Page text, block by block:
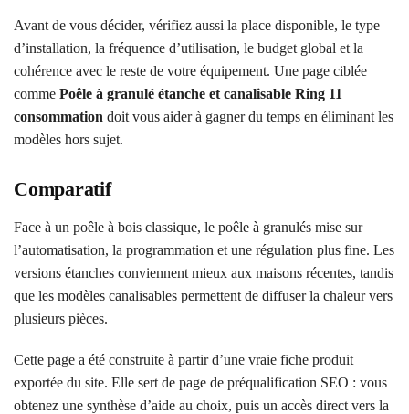
Avant de vous décider, vérifiez aussi la place disponible, le type
d’installation, la fréquence d’utilisation, le budget global et la
cohérence avec le reste de votre équipement. Une page ciblée
comme Poêle à granulé étanche et canalisable Ring 11
consommation doit vous aider à gagner du temps en éliminant les
modèles hors sujet.
Comparatif
Face à un poêle à bois classique, le poêle à granulés mise sur
l’automatisation, la programmation et une régulation plus fine. Les
versions étanches conviennent mieux aux maisons récentes, tandis
que les modèles canalisables permettent de diffuser la chaleur vers
plusieurs pièces.
Cette page a été construite à partir d’une vraie fiche produit
exportée du site. Elle sert de page de préqualification SEO : vous
obtenez une synthèse d’aide au choix, puis un accès direct vers la